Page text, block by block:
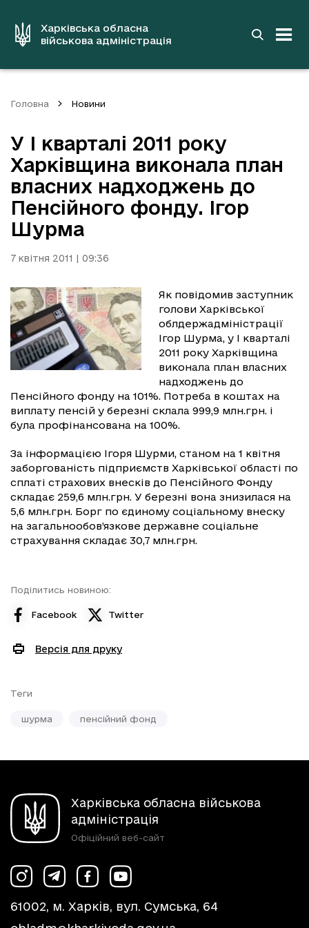
вмістуХарківська обласна
військова адміністрація
Головна Новини
У I кварталі 2011 року
Харківщина виконала план
власних надходжень до
Пенсійного фонду. Ігор
Шурма
7 квітня 2011 | 09:36
Як повідомив заступник
голови Харківської
облдержадміністрації
Ігор Шурма, у I кварталі
2011 року Харківщина
виконала план власних
надходжень до
Пенсійного фонду на 101%. Потреба в коштах на
виплату пенсій у березні склала 999,9 млн.грн. і
була профінансована на 100%.
За інформацією Ігоря Шурми, станом на 1 квітня
заборгованість підприємств Харківської області по
сплаті страхових внесків до Пенсійного Фонду
складає 259,6 млн.грн. У березні вона знизилася на
5,6 млн.грн. Борг по єдиному соціальному внеску
на загальнообов’язкове державне соціальне
страхування складає 30,7 млн.грн.
Поділитись новиною:
Facebook Twitter
Версія для друку
Теги
шурма пенсійний фонд
Харківська обласна військова
адміністрація
Офіційний веб-сайт
61002, м. Харків, вул. Сумська, 64